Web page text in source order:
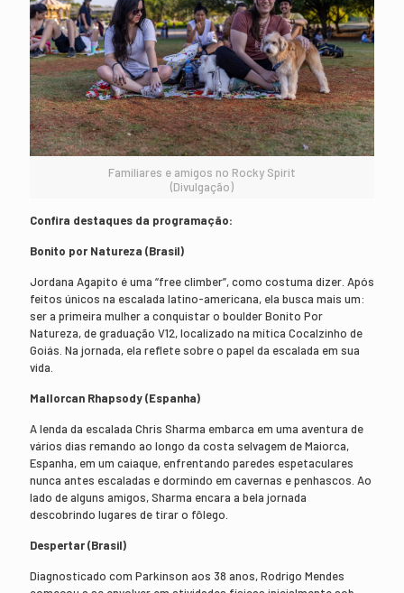
Familiares e amigos no Rocky Spirit
(Divulgação)
Confira destaques da programação:
Bonito por Natureza (Brasil)
Jordana Agapito é uma “free climber”, como costuma dizer. Após
feitos únicos na escalada latino-americana, ela busca mais um:
ser a primeira mulher a conquistar o boulder Bonito Por
Natureza, de graduação V12, localizado na mítica Cocalzinho de
Goiás. Na jornada, ela reflete sobre o papel da escalada em sua
vida.
Mallorcan Rhapsody (Espanha)
A lenda da escalada Chris Sharma embarca em uma aventura de
vários dias remando ao longo da costa selvagem de Maiorca,
Espanha, em um caiaque, enfrentando paredes espetaculares
nunca antes escaladas e dormindo em cavernas e penhascos. Ao
lado de alguns amigos, Sharma encara a bela jornada
descobrindo lugares de tirar o fôlego.
Despertar (Brasil)
Diagnosticado com Parkinson aos 38 anos, Rodrigo Mendes